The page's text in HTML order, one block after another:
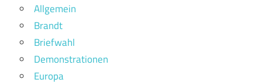
Allgemein
Brandt
Briefwahl
Demonstrationen
Europa